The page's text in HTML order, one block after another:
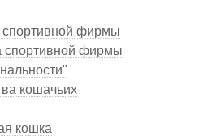
фирмы
спортивной фирмы
кошачьих
кошка